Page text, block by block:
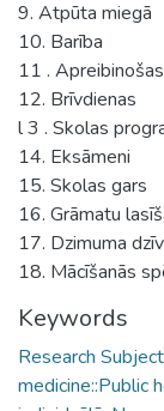
9. Atpūta miegā
10. Barība
11 .
12. Brīvdienas
l 3 . Skolas
14. Eksāmeni
15. Skolas gars
16. Grāmatu
17. Dzimuma
18. Mācīšanās
Keywords
Research
medicine::Public